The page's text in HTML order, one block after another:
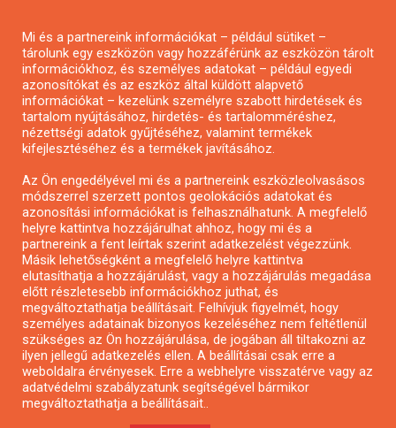
Pályázatírás civil szervezeteknek
Pályázatírás önkormányzatoknak
Pályázatfigyelés
Specifikus pályázatfigyelés vagy hírlevél
Pályázatok magánszemélyeknek
Pályázatok civil szervezeteknek
Pályázatok vállalkozásoknak
Önkormányzati pályázatok
Mezőgazdasági pályázatok
Falusi turizmus pályázatok
Napelem pályázatok
GINOP pályázatok
Mi és a partnereink információkat – például sütiket –
tárolunk egy eszközön vagy hozzáférünk az eszközön tárolt
információkhoz, és személyes adatokat – például egyedi
azonosítókat és az eszköz által küldött alapvető
információkat – kezelünk személyre szabott hirdetések és
tartalom nyújtásához, hirdetés- és tartalomméréshez,
nézettségi adatok gyűjtéséhez, valamint termékek
kifejlesztéséhez és a termékek javításához.
Az Ön engedélyével mi és a partnereink eszközleolvasásos
módszerrel szerzett pontos geolokációs adatokat és
azonosítási információkat is felhasználhatunk. A megfelelő
helyre kattintva hozzájárulhat ahhoz, hogy mi és a
partnereink a fent leírtak szerint adatkezelést végezzünk.
Másik lehetőségként a megfelelő helyre kattintva
elutasíthatja a hozzájárulást, vagy a hozzájárulás megadása
előtt részletesebb információkhoz juthat, és
megváltoztathatja beállításait. Felhívjuk figyelmét, hogy
személyes adatainak bizonyos kezeléséhez nem feltétlenül
szükséges az Ön hozzájárulása, de jogában áll tiltakozni az
ilyen jellegű adatkezelés ellen. A beállításai csak erre a
weboldalra érvényesek. Erre a webhelyre visszatérve vagy az
adatvédelmi szabályzatunk segítségével bármikor
megváltoztathatja a beállításait..